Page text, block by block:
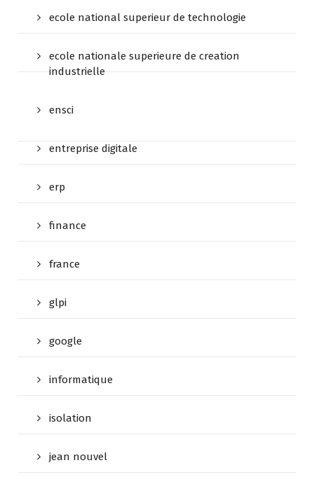
ecole national superieur de technologie
ecole nationale superieure de creation
industrielle
ensci
entreprise digitale
erp
finance
france
glpi
google
informatique
isolation
jean nouvel